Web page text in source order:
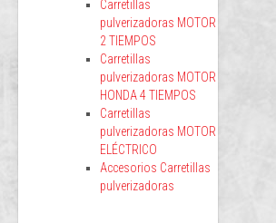
Carretillas
pulverizadoras MOTOR
2 TIEMPOS
Carretillas
pulverizadoras MOTOR
HONDA 4 TIEMPOS
Carretillas
pulverizadoras MOTOR
ELÉCTRICO
Accesorios Carretillas
pulverizadoras